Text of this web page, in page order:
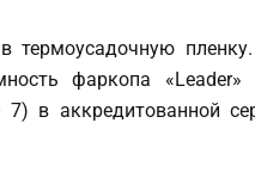
фаркопа «Leader»
в аккредитованной